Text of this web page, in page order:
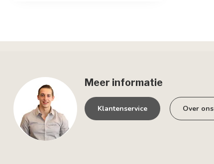
Meer informatie
Klantenservice Over ons